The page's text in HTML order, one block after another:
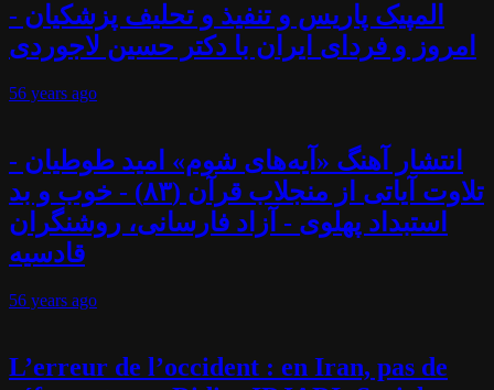
المپیک پاریس و تنفیذ و تحلیف پزشکیان -
امروز و فردای ایران با دکتر حسین لاجوردی
56 years ago
انتشار آهنگ «آیه‌های شوم» امید طوطیان -
تلاوت آیاتی از منجلاب قرآن (۸۳) - خوب و بد
استبداد پهلوی - آزاد فارسانی، روشنگران
قادسیه
56 years ago
L’erreur de l’occident : en Iran, pas de